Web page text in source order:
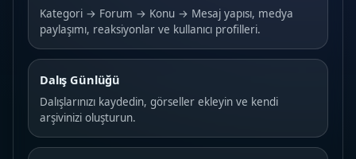
Kategori → Forum → Konu → Mesaj yapısı, medya
paylaşımı, reaksiyonlar ve kullanıcı profilleri.
Dalış Günlüğü
Dalışlarınızı kaydedin, görseller ekleyin ve kendi
arşivinizi oluşturun.